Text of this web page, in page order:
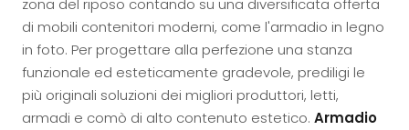
zona del riposo contando su una diversificata offerta
di mobili contenitori moderni, come l'armadio in legno
in foto. Per progettare alla perfezione una stanza
funzionale ed esteticamente gradevole, prediligi le
più originali soluzioni dei migliori produttori, letti,
armadi e comò di alto contenuto estetico. Armadio